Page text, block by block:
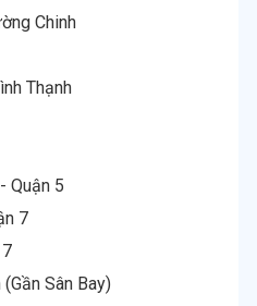
Chinh
Thạnh
Quận 5
7
Sân Bay)